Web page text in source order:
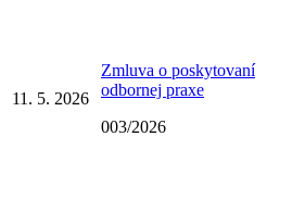
11. 5. 2026
Zmluva o poskytovaní
odbornej praxe
003/2026